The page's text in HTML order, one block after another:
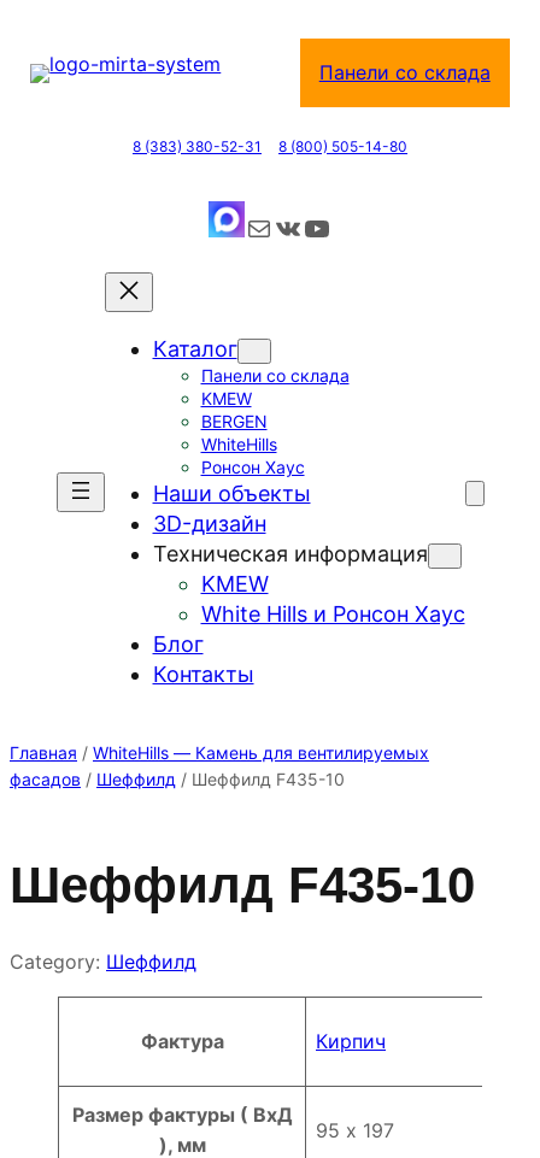
содержимому
Панели со склада
8 (383) 380-52-31 8 (800) 505-14-80
Почта ВКонтакте YouTube
Каталог
Панели со склада
KMEW
BERGEN
WhiteHills
Ронсон Хаус
Наши объекты
3D-дизайн
Техническая информация
KMEW
White Hills и Ронсон Хаус
Блог
Контакты
Главная / WhiteHills — Камень для вентилируемых
фасадов / Шеффилд / Шеффилд F435-10
Шеффилд F435-10
Category: Шеффилд
Фактура
Кирпич
Размер фактуры ( ВхД
), мм
95 х 197